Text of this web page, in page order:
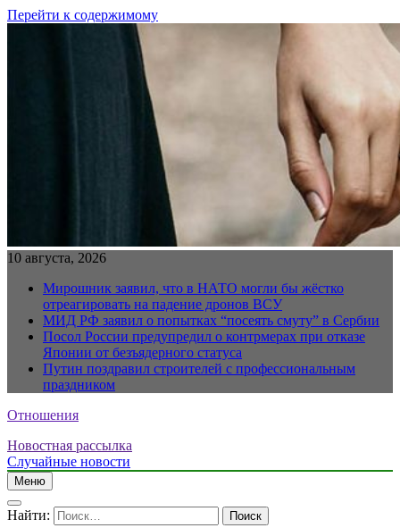
Перейти к содержимому
10 августа, 2026
Мирошник заявил, что в НАТО могли бы жёстко
отреагировать на падение дронов ВСУ
МИД РФ заявил о попытках “посеять смуту” в Сербии
Посол России предупредил о контрмерах при отказе
Японии от безъядерного статуса
Путин поздравил строителей с профессиональным
праздником
Отношения
Новостная рассылка
Случайные новости
Меню
Найти: